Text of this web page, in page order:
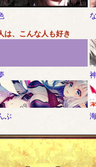
は、こんな人も好き
ぶ